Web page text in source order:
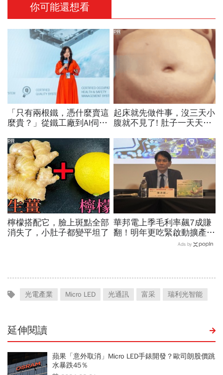
你可能還想看
「只有兩根鐵，憑什麼賣這
麼貴？」從鐵工廠到AI伺服
城河創造超高毛利率
起床就先做件事，沒三天小
腹就不見了! 肚子一天天變
PR
檸檬搭配它，臉上斑點全部
消失了，小肚子都變平坦了
PR
華邦電上季毛利率飆7成賺
翻！明年更吃緊啟動擴產、
資本支出估衝千億：黃仁勳
Ads by
光電產業 Micro LED 光通訊 富采 瑞利光智能
延伸閱讀
蘋果「意外取消」Micro LED手錶開發？歐司朗股價跳
水暴跌45％